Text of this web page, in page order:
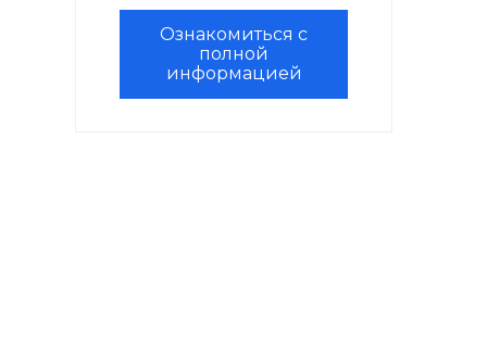
Ознакомиться с
полной
информацией